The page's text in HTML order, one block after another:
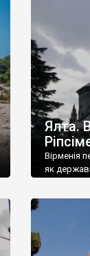
легке
Ялта.
Вірменія
як